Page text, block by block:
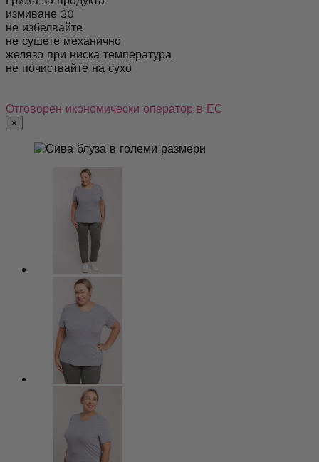
измиване 30
не избелвайте
не сушете механично
желязо при ниска температура
не почиствайте на сухо
Отговорен икономически оператор в ЕС
×